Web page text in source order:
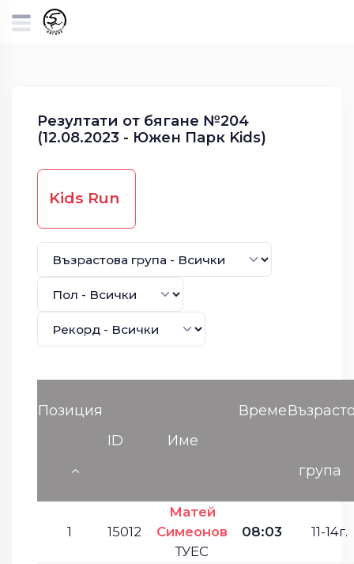
Резултати от бягане №204
(12.08.2023 - Южен Парк Kids)
Kids Run
Позиция
ID
Име
Време
група
1 15012
Матей
Симеонов
ТУЕС
08:03 11-14г.